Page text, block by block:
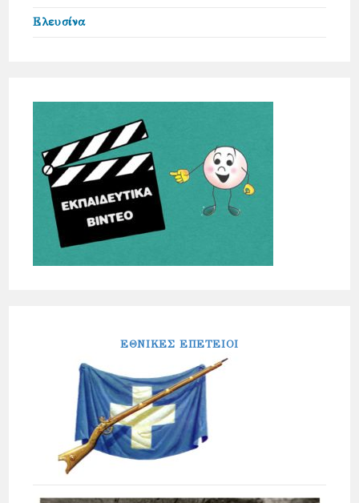
Ελευσίνα
ΕΘΝΙΚΕΣ ΕΠΕΤΕΙΟΙ